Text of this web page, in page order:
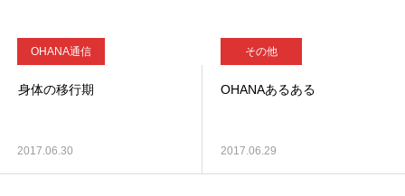
OHANA通信
身体の移行期
2017.06.30
その他
OHANAあるある
2017.06.29